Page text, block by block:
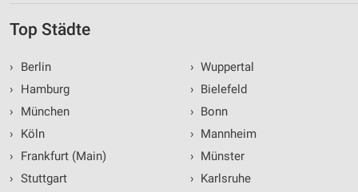
Top Städte
›
Berlin
›
Hamburg
›
München
›
Köln
›
Frankfurt (Main)
› Stuttgart
› Wuppertal
› Bielefeld
› Bonn
› Mannheim
› Münster
› Karlsruhe